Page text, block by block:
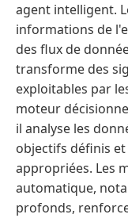
agent intelligent.
informations de
des flux de
transforme des
exploitables par
moteur
il analyse les
objectifs définis
appropriées. Les
automatique,
profonds,